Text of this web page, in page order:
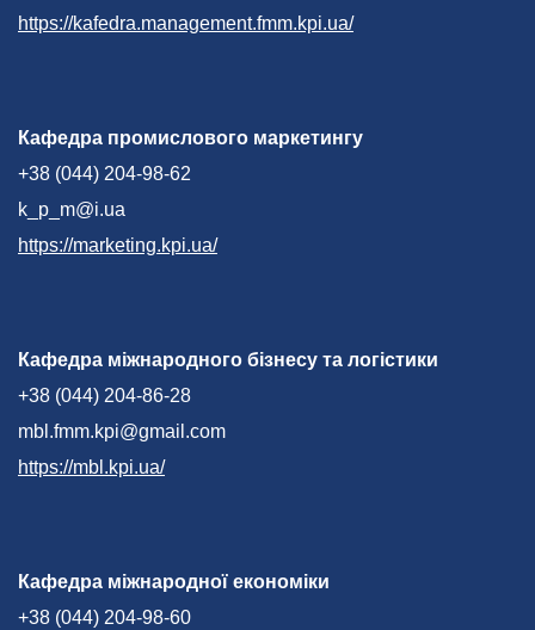
https://kafedra.management.fmm.kpi.ua/
Кафедра промислового маркетингу
+38 (044) 204-98-62
k_p_m@i.ua
https://marketing.kpi.ua/
Кафедра міжнародного бізнесу та логістики
+38 (044) 204-86-28
mbl.fmm.kpi@gmail.com
https://mbl.kpi.ua/
Кафедра міжнародної економіки
+38 (044) 204-98-60